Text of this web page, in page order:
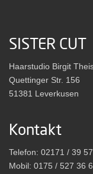
SISTER CUT
Haarstudio Birgit
Quettinger Str. 156
51381 Leverkusen
Kontakt
Telefon: 02171 / 39
Mobil: 0175 / 527 36